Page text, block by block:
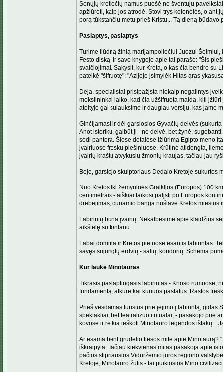
Senųjų kretiečių namus puošė ne šventųjų
apžiūrėti, kaip jos atrodė. Stovi trys kolonėlės, o ant
porą tūkstančių metų prieš Kristų... Tą dieną
Paslaptys, paslaptys
Turime liūdną žinią marijampoliečiui Juozui
Festo diską. Ir savo knygoje apie tai parašė: "Šis
svaičiojimai. Sakysit, kur Kreta, o kas čia bendro su
pateikė "šifruotę": "Azijoje įsimylėk Hitas ąras
Deja, specialistai prisipažįsta niekaip negalintys
mokslininkai laiko, kad čia užšifruota malda, kiti
ateityje gal sulauksime ir daugiau versijų, kas jame
Ginčijamasi ir dėl garsiosios Gyvačių deivės
Anot istorikų, galbūt ji - ne deivė, bet žynė,
sėdi pantera. Šiose detalėse įžiūrima Egipto meno
įvairiuose freskų piešiniuose. Krūtinė atidengta,
įvairių kraštų atvykusių žmonių kraujas, tačiau jau
Beje, garsiojo skulptoriaus Dedalo Kretoje sukurtos
Nuo Kretos iki žemyninės Graikijos (Europos) 100
centimetrais - aiškiai taikosi palįsti po Europos
drebėjimas, cunamio banga nušlavė Kretos
Labirintų būna įvairių. Nekalbėsime apie klaidžius
aikštelę su fontanu.
Labai domina ir Kretos pietuose esantis labirintas.
savęs sujungtų erdvių - salių, koridorių. Schema
Kur laukė Minotauras
Tikrasis paslaptingasis labirintas - Knoso rūmuose,
fundamentą, atkūrė kai kuriuos pastatus. Rastos
Prieš vesdamas turistus prie įėjimo į labirintą, gidas
spektakliai, bet teatralizuoti ritualai, - pasakojo prie
kovose ir reikia ieškoti Minotauro legendos ištakų...
Ar esama bent grūdelio tiesos mite apie Minotaurą?
iškraipyta. Tačiau kiekvienas mitas pasakoja apie
pačios stipriausios Viduržemio jūros regiono
Kretoje, Minotauro žūtis - tai puikiosios Mino